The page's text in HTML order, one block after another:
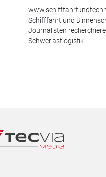
Schifffahrt und
Journalisten
Schwerlastlogistik.